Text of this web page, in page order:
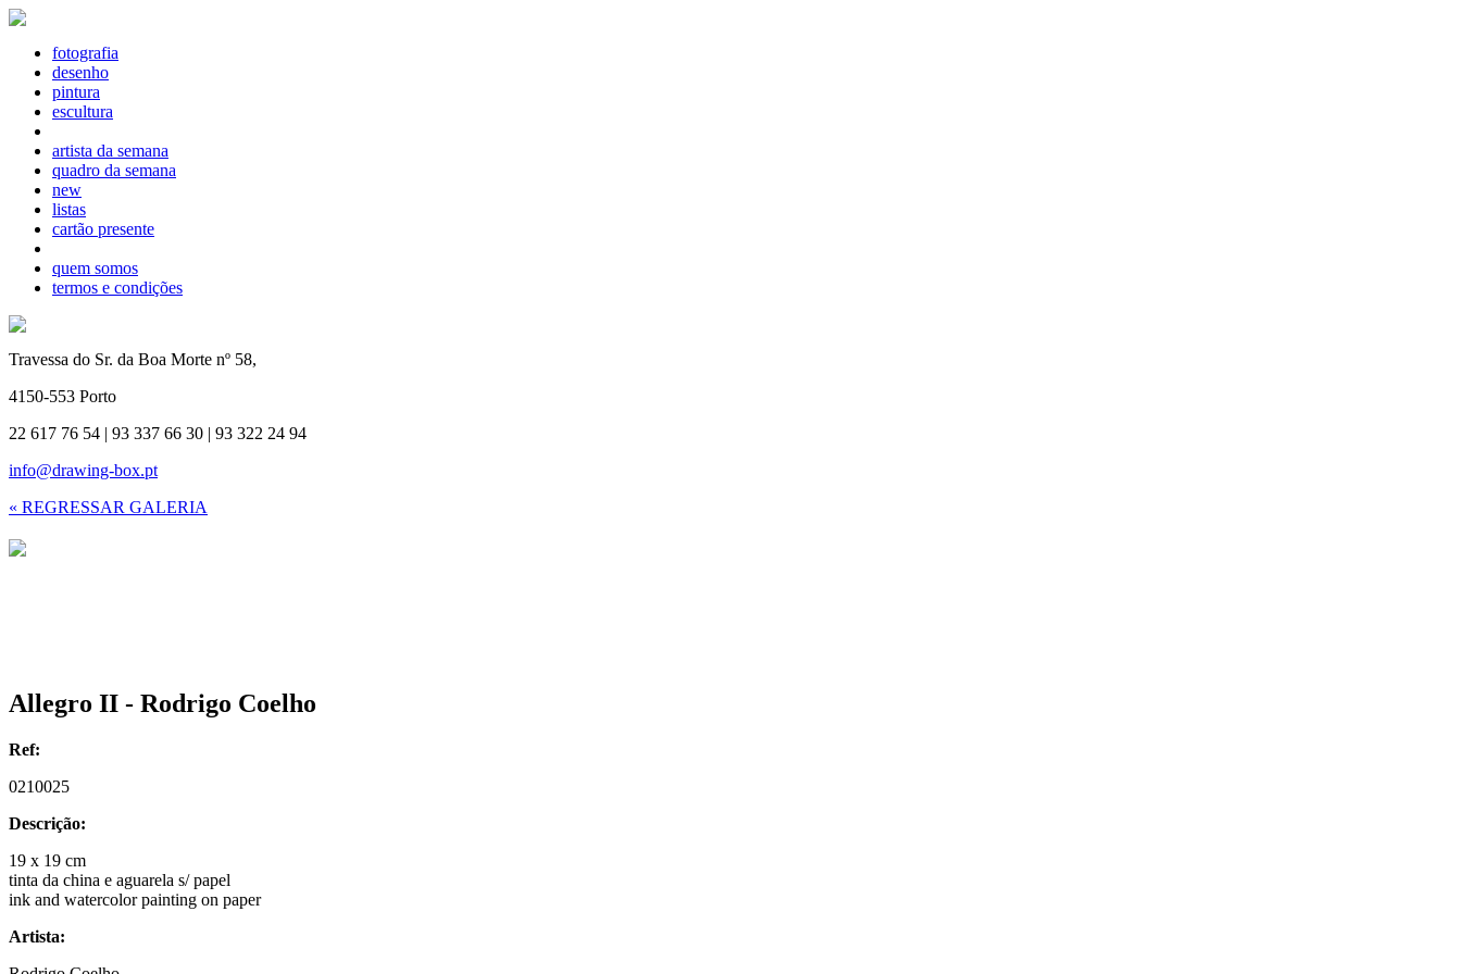
fotografia
desenho
pintura
escultura
artista da semana
quadro da semana
new
listas
cartão presente
quem somos
termos e condições
Travessa do Sr. da Boa Morte nº 58,
4150-553 Porto
22 617 76 54 | 93 337 66 30 | 93 322 24 94
info@drawing-box.pt
« REGRESSAR GALERIA
Allegro II - Rodrigo Coelho
Ref:
0210025
Descrição:
19 x 19 cm
tinta da china e aguarela s/ papel
ink and watercolor painting on paper
Artista: